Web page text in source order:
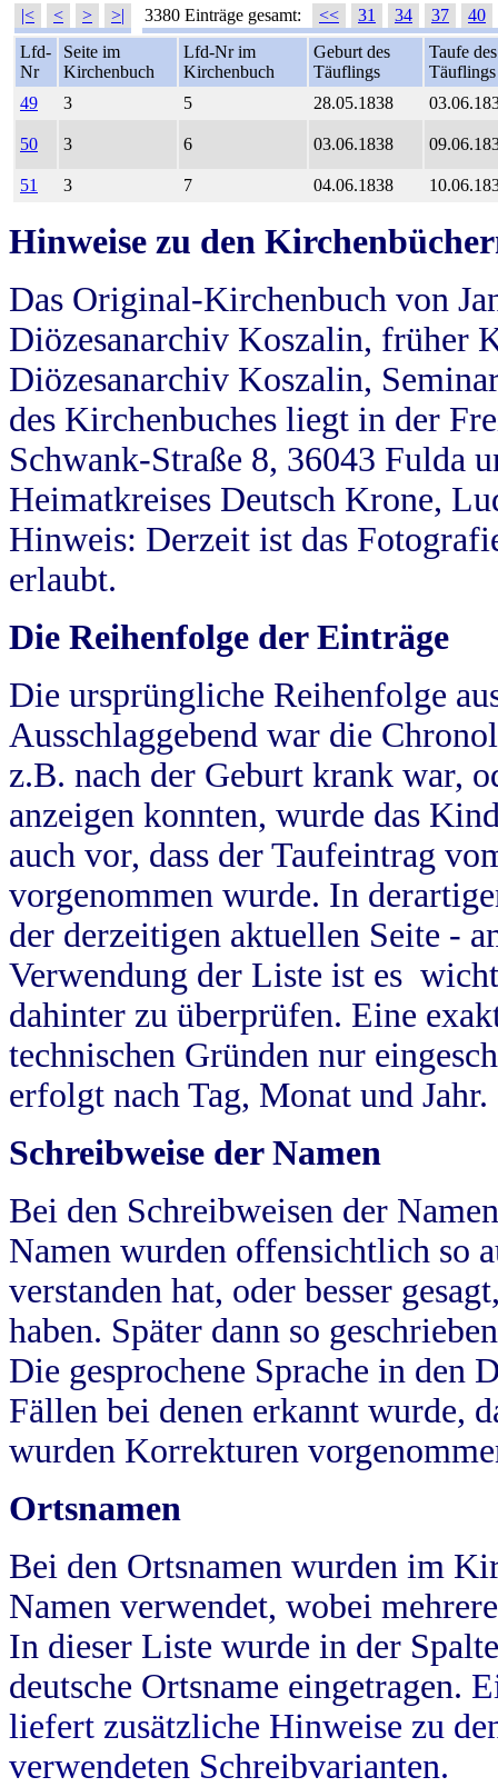
|< < > >| 3380 Einträge gesamt: << 31 34 37
40
Lfd-
Nr
Seite im
Kirchenbuch
Lfd-Nr im
Kirchenbuch
Geburt des
Täuflings
Taufe des
Täuflings
49
3 5 28.05.1838
50 3 6 03.06.1838
51 3 7 04.06.1838
Hinweise zu den
Das Original-Kirchenbuch von
Diözesanarchiv Koszalin, früher
Diözesanarchiv Koszalin,
des Kirchenbuches liegt in der
Schwank-Straße 8, 36043 Fulda
Heimatkreises Deutsch Krone,
Hinweis: Derzeit ist das
erlaubt.
Die Reihenfolge der Einträge
Die ursprüngliche Reihenfolge
Ausschlaggebend war die
z.B. nach der Geburt krank war,
anzeigen konnten, wurde das
auch vor, dass der Taufeintrag
vorgenommen wurde. In
der derzeitigen aktuellen Seite -
Verwendung der Liste ist es
dahinter zu überprüfen. Eine
technischen Gründen nur
erfolgt nach Tag, Monat und Jahr.
Schreibweise der Namen
Bei den Schreibweisen der
Namen wurden offensichtlich so
verstanden hat, oder besser
haben. Später dann so
Die gesprochene Sprache in
Fällen bei denen erkannt wurde,
wurden Korrekturen
Ortsnamen
Bei den Ortsnamen wurden im
Namen verwendet, wobei
In dieser Liste wurde in der
deutsche Ortsname eingetragen.
liefert zusätzliche Hinweise zu
verwendeten Schreibvarianten.